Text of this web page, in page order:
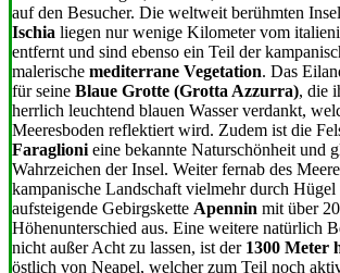
auf den Besucher. Die weltweit berühmten
Ischia liegen nur wenige Kilometer vom
entfernt und sind ebenso ein Teil der
malerische mediterrane Vegetation. Das
für seine Blaue Grotte (Grotta Azzurra), die
herrlich leuchtend blauen Wasser verdankt,
Meeresboden reflektiert wird. Zudem ist die
Faraglioni eine bekannte Naturschönheit und
Wahrzeichen der Insel. Weiter fernab des
kampanische Landschaft vielmehr durch
aufsteigende Gebirgskette Apennin mit über
Höhenunterschied aus. Eine weitere natürlich
nicht außer Acht zu lassen, ist der 1300 Meter
östlich von Neapel, welcher zum Teil noch